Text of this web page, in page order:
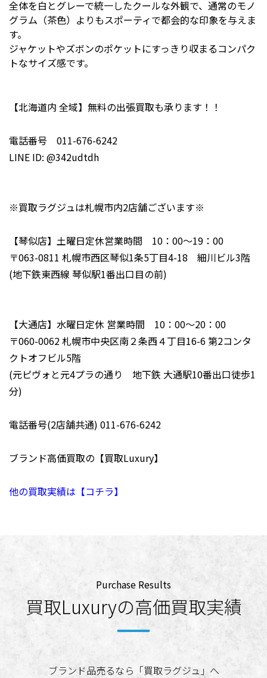
全体を白とグレーで統一したクールな外観で、通常のモノ
グラム（茶色）よりもスポーティで都会的な印象を与えま
す。
ジャケットやズボンのポケットにすっきり収まるコンパク
トなサイズ感です。
【北海道内 全域】無料の出張買取も承ります！！
電話番号 011-676-6242
LINE ID: @342udtdh
※買取ラグジュは札幌市内2店舗ございます※
【琴似店】土曜日定休営業時間 10：00～19：00
〒063-0811 札幌市西区琴似1条5丁目4-18 細川ビル3階
(地下鉄東西線 琴似駅1番出口目の前)
【大通店】水曜日定休 営業時間 10：00～20：00
〒060-0062 札幌市中央区南２条西４丁目16-6 第2コンタ
クトオフビル5階
(元ピヴォと元4プラの通り 地下鉄 大通駅10番出口徒歩1
分)
電話番号(2店舗共通) 011-676-6242
ブランド高価買取の【買取Luxury】
他の買取実績は【コチラ】
Purchase Results
買取Luxuryの高価買取実績
ブランド品売るなら「買取ラグジュ」へ